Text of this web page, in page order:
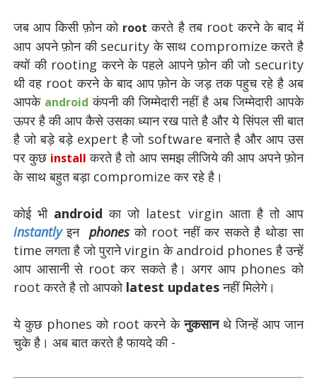
जब आप किसी फ़ोन को root करते है तब root करने के बाद में
आप अपने फ़ोन की security के साथ compromize करते है
क्यों की rooting करने के पहले आपने फ़ोन की जो security
थी वह root करने के बाद आप फ़ोन के जड़ तक पहुच रहे है अब
आपके android कंपनी की जिम्मेदारी नहीं है अब जिम्मेदारी आपके
ऊपर है की आप कैसे उसका ध्यान रख पाते है और ये सिंपल सी बात
है जो बड़े बड़े expert है जो software बनाते है और आप उस
पर कुछ install करते है तो आप समझ लीजिये की आप अपने फ़ोन
के साथ बहुत बड़ा compromize कर रहे है।
कोई भी android का जो latest virgin आता है तो आप
instantly इन phones को root नहीं कर सकते है थोडा सा
time लगता है जो पुराने virgin के android phones है उन्हें
आप आसानी से root कर सकते है। अगर आप phones को
root करते है तो आपको latest updatesनहीं मिलेगे।
ये कुछ phones को root करने केनुकसानथे जिन्हें आप जान
चुके है। अब बात करते है फायदे की -